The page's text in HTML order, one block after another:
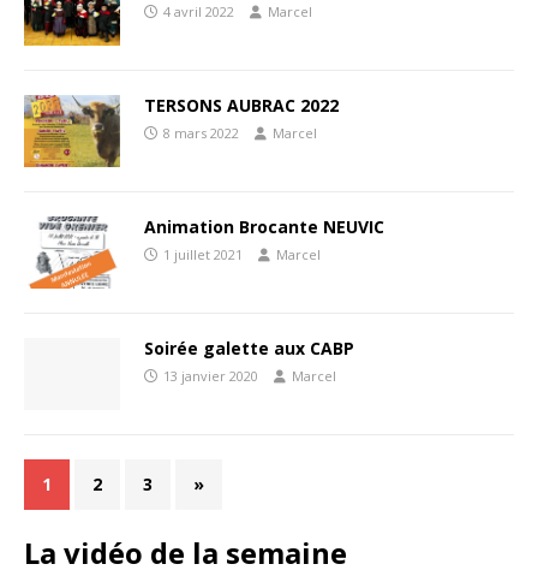
4 avril 2022 Marcel
TERSONS AUBRAC 2022
8 mars 2022 Marcel
Animation Brocante NEUVIC
1 juillet 2021 Marcel
Soirée galette aux CABP
13 janvier 2020 Marcel
1 2 3 »
La vidéo de la semaine